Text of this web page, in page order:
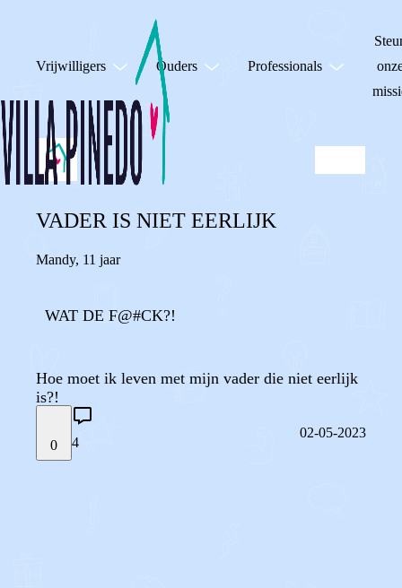
Vrijwilligers Ouders Professionals
VADER IS NIET EERLIJK
Mandy, 11 jaar
WAT DE F@#CK?!
Hoe moet ik leven met mijn vader die niet eerlijk
is?!
0 4
02-05-2023